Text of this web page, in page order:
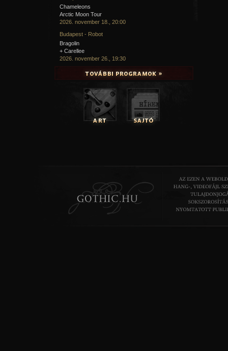
Chameleons
Arctic Moon Tour
2026. november 18., 20:00
Budapest - Robot
Bragolin
+ Carellee
2026. november 26., 19:30